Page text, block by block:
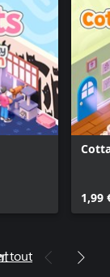
1,99
tout